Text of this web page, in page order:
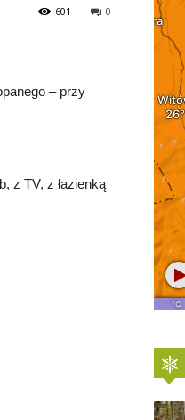
0
601
– przy
z TV, z łazienką